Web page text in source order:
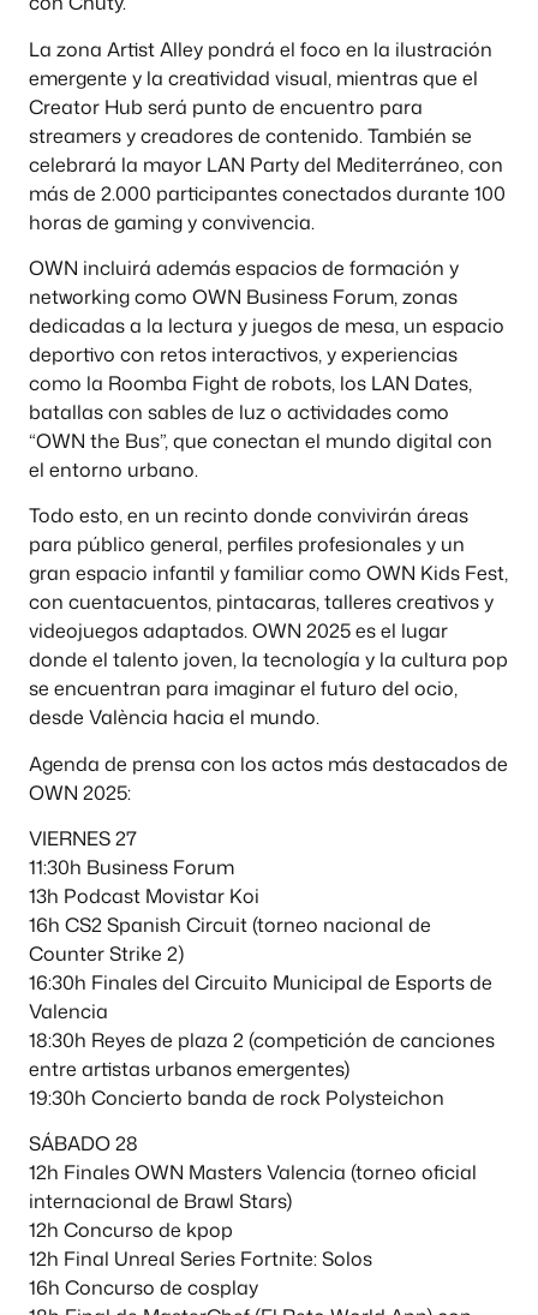
La zona Artist Alley pondrá el foco en la ilustración
emergente y la creatividad visual, mientras que el
Creator Hub será punto de encuentro para
streamers y creadores de contenido. También se
celebrará la mayor LAN Party del Mediterráneo, con
más de 2.000 participantes conectados durante 100
horas de gaming y convivencia.
OWN incluirá además espacios de formación y
networking como OWN Business Forum, zonas
dedicadas a la lectura y juegos de mesa, un espacio
deportivo con retos interactivos, y experiencias
como la Roomba Fight de robots, los LAN Dates,
batallas con sables de luz o actividades como
“OWN the Bus”, que conectan el mundo digital con
el entorno urbano.
Todo esto, en un recinto donde convivirán áreas
para público general, perfiles profesionales y un
gran espacio infantil y familiar como OWN Kids Fest,
con cuentacuentos, pintacaras, talleres creativos y
videojuegos adaptados. OWN 2025 es el lugar
donde el talento joven, la tecnología y la cultura pop
se encuentran para imaginar el futuro del ocio,
desde València hacia el mundo.
Agenda de prensa con los actos más destacados de
OWN 2025:
VIERNES 27
11:30h Business Forum
13h Podcast Movistar Koi
16h CS2 Spanish Circuit (torneo nacional de
Counter Strike 2)
16:30h Finales del Circuito Municipal de Esports de
Valencia
18:30h Reyes de plaza 2 (competición de canciones
entre artistas urbanos emergentes)
19:30h Concierto banda de rock Polysteichon
SÁBADO 28
12h Finales OWN Masters Valencia (torneo oficial
internacional de Brawl Stars)
12h Concurso de kpop
12h Final Unreal Series Fortnite: Solos
16h Concurso de cosplay